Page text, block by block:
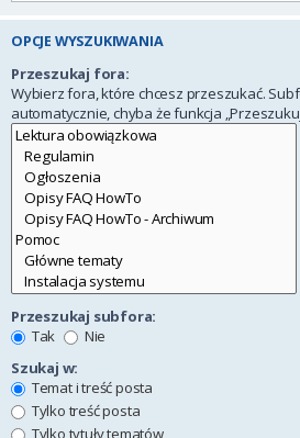
OPCJE WYSZUKIWANIA
Przeszukaj fora:
Wybierz fora, które chcesz przeszukać.
automatycznie, chyba że funkcja
Przeszukaj subfora:
Tak
Nie
Szukaj w:
Temat i treść posta
Tylko treść posta
Tylko tytuły tematów